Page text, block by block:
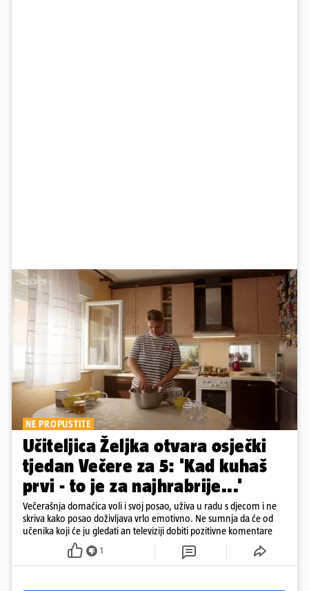
NE PROPUSTITE
Učiteljica Željka otvara osječki
tjedan Večere za 5: 'Kad kuhaš
prvi - to je za najhrabrije...'
Večerašnja domaćica voli i svoj posao, uživa u radu s djecom i ne
skriva kako posao doživljava vrlo emotivno. Ne sumnja da će od
učenika koji će ju gledati an televiziji dobiti pozitivne komentare
1